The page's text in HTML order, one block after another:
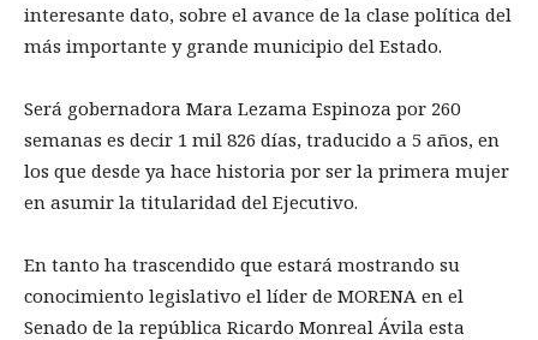
interesante dato, sobre el avance de la clase política del
más importante y grande municipio del Estado.
Será gobernadora Mara Lezama Espinoza por 260
semanas es decir 1 mil 826 días, traducido a 5 años, en
los que desde ya hace historia por ser la primera mujer
en asumir la titularidad del Ejecutivo.
En tanto ha trascendido que estará mostrando su
conocimiento legislativo el líder de MORENA en el
Senado de la república Ricardo Monreal Ávila esta